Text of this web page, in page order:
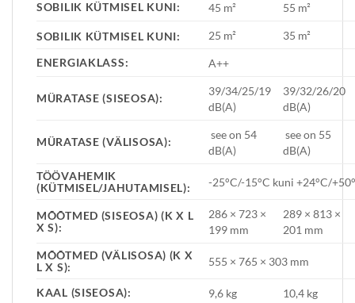
SOBILIK KÜTMISEL KUNI: 45 m² 55 m²
SOBILIK KÜTMISEL KUNI: 25 m²
35 m²
ENERGIAKLASS:
A++
MÜRATASE (SISEOSA):
39/34/25/19
dB(A)
39/32/26/20
dB(A)
MÜRATASE (VÄLISOSA):
see on 54
dB(A)
see on 55
dB(A)
TÖÖVAHEMIK
(KÜTMISEL/JAHUTAMISEL):
-25°C/-15°C kuni +24°C/
MÕÕTMED (SISEOSA) (K X L
X S):
286 × 723 ×
199 mm
289 × 813 ×
201 mm
MÕÕTMED (VÄLISOSA) (K X
L X S):
555 × 765 × 303 mm
KAAL (SISEOSA): 9,6 kg
10,4 kg